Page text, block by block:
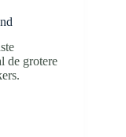
de grotere